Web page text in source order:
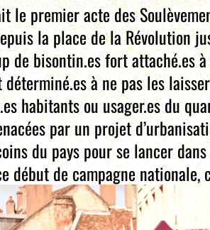
le premier acte des
la place de la Révolution
de bisontin.es fort attaché.es
à ne pas les
habitants ou usager.es du
par un projet
du pays pour se lancer
début de campagne